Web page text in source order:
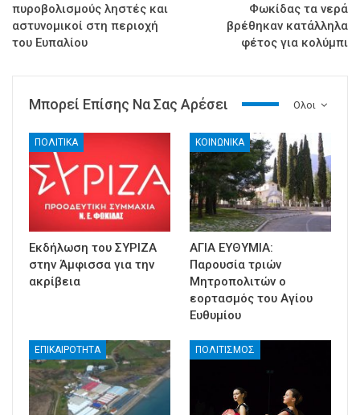
πυροβολισμούς ληστές και
αστυνομικοί στη περιοχή
του Ευπαλίου
Φωκίδας τα νερά
βρέθηκαν κατάλληλα
φέτος για κολύμπι
Ολοι
Μπορεί Επίσης Να Σας Αρέσει
ΠΟΛΙΤΙΚΑ
Εκδήλωση του ΣΥΡΙΖΑ
στην Άμφισσα για την
ακρίβεια
ΚΟΙΝΩΝΙΚΑ
ΑΓΙΑ ΕΥΘΥΜΙΑ:
Παρουσία τριών
Μητροπολιτών ο
εορτασμός του Αγίου
Ευθυμίου
ΕΠΙΚΑΙΡΟΤΗΤΑ ΠΟΛΙΤΙΣΜΟΣ